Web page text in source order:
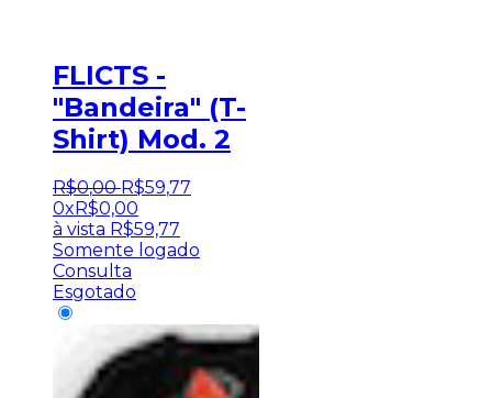
FLICTS -
"Bandeira" (T-
Shirt) Mod. 2
R$0,00 R$59,77
0xR$0,00
à vista R$59,77
Somente logado
Consulta
Esgotado